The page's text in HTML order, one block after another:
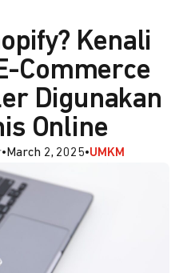
Kenali
Commerce
Digunakan
Online
• March 2, 2025•UMKM